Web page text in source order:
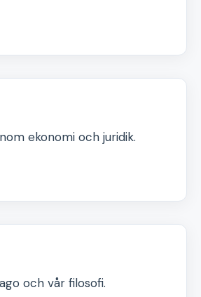
ekonomi och juridik.
och vår filosofi.